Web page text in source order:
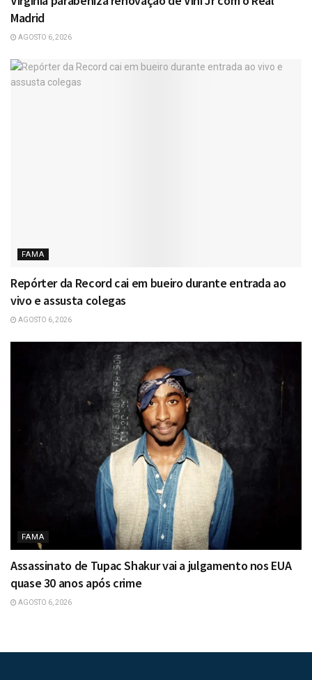
Madrid
AGOSTO 6, 2026
FAMA
Repórter da Record cai em bueiro durante entrada ao
vivo e assusta colegas
AGOSTO 6, 2026
FAMA
Assassinato de Tupac Shakur vai a julgamento nos EUA
quase 30 anos após crime
AGOSTO 6, 2026